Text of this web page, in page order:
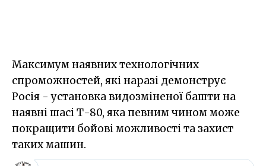
Максимум наявних технологічних
спроможностей, які наразі демонструє
Росія - установка видозміненої башти на
наявні шасі Т-80, яка певним чином може
покращити бойові можливості та захист
таких машин.